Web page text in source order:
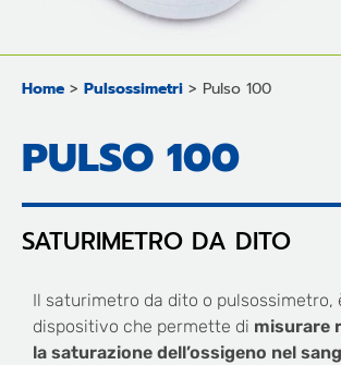
Home > Pulsossimetri > Pulso 100
PULSO 100
SATURIMETRO DA DITO
Il saturimetro da dito o pulsossimetro,
dispositivo che permette di misurare
la saturazione dell’ossigeno nel